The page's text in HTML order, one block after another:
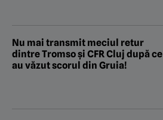
Nu mai transmit meciul retur
dintre Tromso și CFR Cluj după ce
au văzut scorul din Gruia!